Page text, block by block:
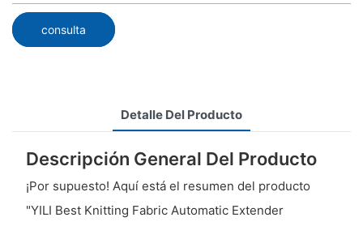
consulta
Detalle Del Producto
Descripción General Del Producto
¡Por supuesto! Aquí está el resumen del producto
"YILI Best Knitting Fabric Automatic Extender